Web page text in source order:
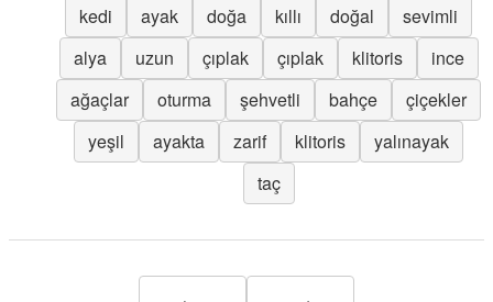
kedi
ayak doğa kıllı doğal
sevimli
alya
uzun çıplak çıplak klitoris
ince
ağaçlar
oturma şehvetli bahçe
çiçekler
yeşil
ayakta zarif klitoris
yalınayak
taç